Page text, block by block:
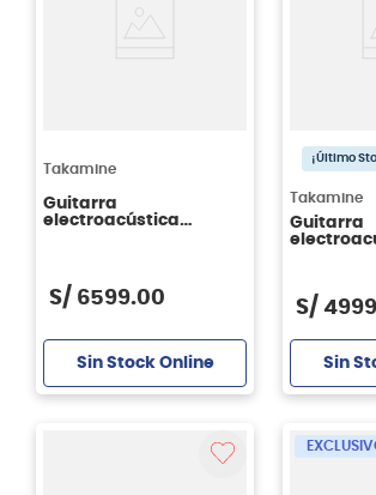
Takamine
Guitarra
electroacústica
S/ 6599.00
Sin Stock Online
¡Último
Takamine
Guitarra
S/ 4999
Sin